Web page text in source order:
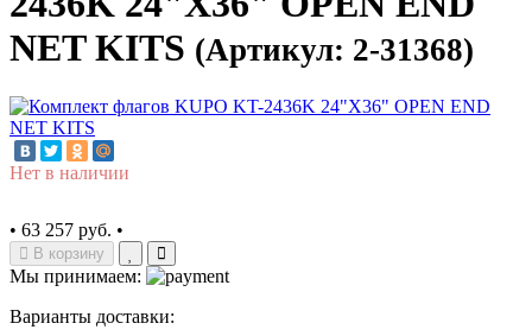
NET KITS (Артикул: 2-31368)
Нет в наличии
• 63 257 руб. •
В корзину
Мы принимаем:
Варианты доставки: